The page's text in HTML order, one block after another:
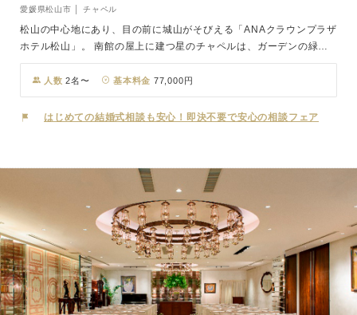
愛媛県松山市 │ チャペル
松山の中心地にあり、目の前に城山がそびえる「ANAクラウンプラザ
ホテル松山」。 南館の屋上に建つ星のチャペルは、ガーデンの緑に
包まれ、真っ白な大理石のバージンロード、ステンドグラスから優し
い光が差し込みます。開放感いっぱいの屋上のチャペルガーデンで
は、季節の花々がお二人とゲストを見守ります。 またバンケットル
ームは、ゲストの人数に合わせて選べる個性豊かな6タイプが揃いま
人数 2名〜 基本料金 77,000円
はじめての結婚式相談も安心！即決不要で安心の相談フェア